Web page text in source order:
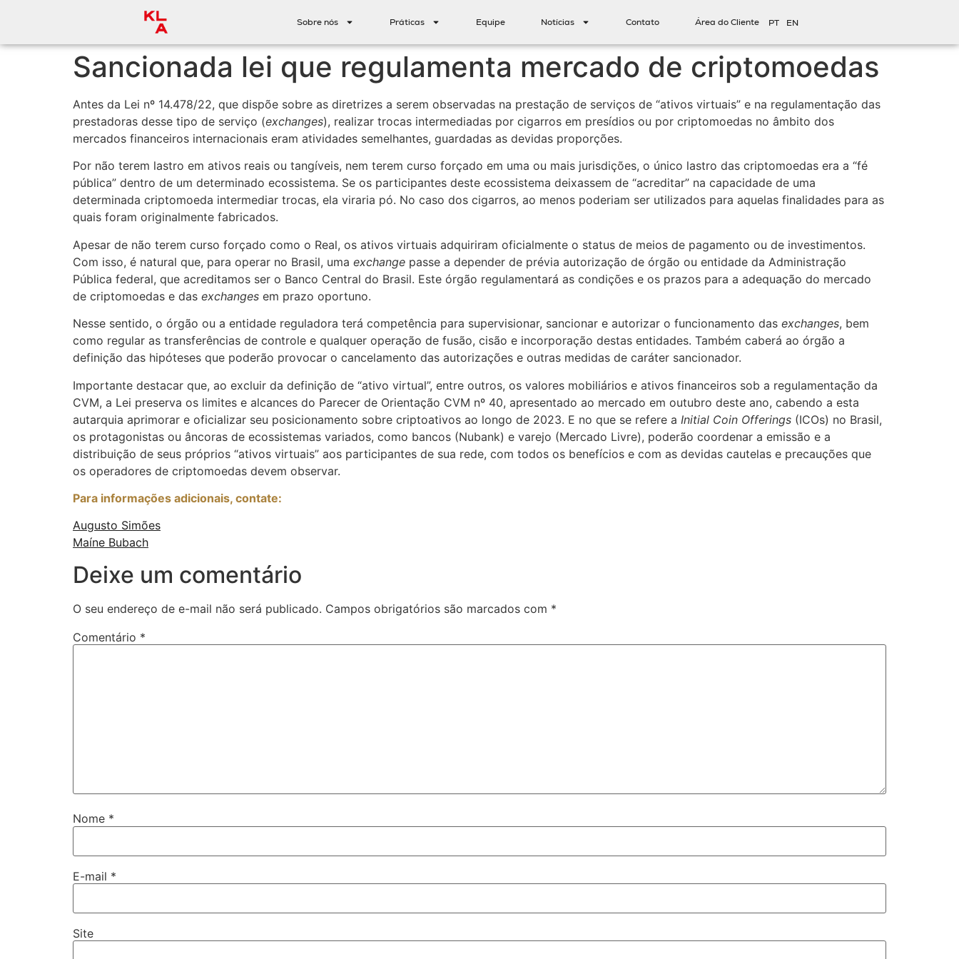
Sobre nós Práticas Equipe Notícias Contato Área do Cliente PT EN
Sancionada lei que regulamenta mercado de criptomoedas
Antes da Lei nº 14.478/22, que dispõe sobre as diretrizes a serem observadas na prestação de serviços de “ativos virtuais” e na regulamentação das
prestadoras desse tipo de serviço (exchanges), realizar trocas intermediadas por cigarros em presídios ou por criptomoedas no âmbito dos
mercados financeiros internacionais eram atividades semelhantes, guardadas as devidas proporções.
Por não terem lastro em ativos reais ou tangíveis, nem terem curso forçado em uma ou mais jurisdições, o único lastro das criptomoedas era a “fé
pública” dentro de um determinado ecossistema. Se os participantes deste ecossistema deixassem de “acreditar” na capacidade de uma
determinada criptomoeda intermediar trocas, ela viraria pó. No caso dos cigarros, ao menos poderiam ser utilizados para aquelas finalidades para as
quais foram originalmente fabricados.
Apesar de não terem curso forçado como o Real, os ativos virtuais adquiriram oficialmente o status de meios de pagamento ou de investimentos.
Com isso, é natural que, para operar no Brasil, uma exchange passe a depender de prévia autorização de órgão ou entidade da Administração
Pública federal, que acreditamos ser o Banco Central do Brasil. Este órgão regulamentará as condições e os prazos para a adequação do mercado
de criptomoedas e das exchanges em prazo oportuno.
Nesse sentido, o órgão ou a entidade reguladora terá competência para supervisionar, sancionar e autorizar o funcionamento das exchanges, bem
como regular as transferências de controle e qualquer operação de fusão, cisão e incorporação destas entidades. Também caberá ao órgão a
definição das hipóteses que poderão provocar o cancelamento das autorizações e outras medidas de caráter sancionador.
Importante destacar que, ao excluir da definição de “ativo virtual”, entre outros, os valores mobiliários e ativos financeiros sob a regulamentação da
CVM, a Lei preserva os limites e alcances do Parecer de Orientação CVM nº 40, apresentado ao mercado em outubro deste ano, cabendo a esta
autarquia aprimorar e oficializar seu posicionamento sobre criptoativos ao longo de 2023. E no que se refere a Initial Coin Offerings (ICOs) no Brasil,
os protagonistas ou âncoras de ecossistemas variados, como bancos (Nubank) e varejo (Mercado Livre), poderão coordenar a emissão e a
distribuição de seus próprios “ativos virtuais” aos participantes de sua rede, com todos os benefícios e com as devidas cautelas e precauções que
os operadores de criptomoedas devem observar.
Para informações adicionais, contate:
Augusto Simões
Maíne Bubach
Deixe um comentário
O seu endereço de e-mail não será publicado. Campos obrigatórios são marcados com *
Comentário *
Nome *
E-mail *
Site